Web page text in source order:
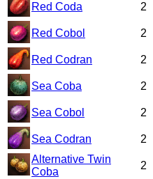
Red Coda 2
Red Cobol 2
Red Codran 2
Sea Coba 2
Sea Cobol 2
Sea Codran 2
Alternative Twin
Coba
2